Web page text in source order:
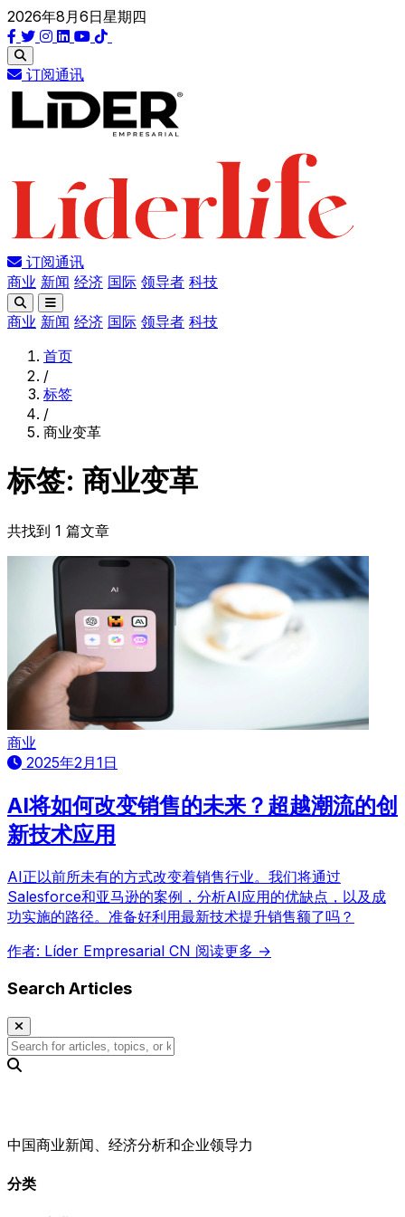
2026年8月6日星期四
订阅通讯
订阅通讯
商业 新闻 经济 国际 领导者 科技
商业 新闻 经济 国际 领导者 科技
首页
/
标签
/
商业变革
标签: 商业变革
共找到 1 篇文章
商业
2025年2月1日
AI将如何改变销售的未来？超越潮流的创
新技术应用
AI正以前所未有的方式改变着销售行业。我们将通过
Salesforce和亚马逊的案例，分析AI应用的优缺点，以及成
功实施的路径。准备好利用最新技术提升销售额了吗？
作者: Líder Empresarial CN 阅读更多 →
Search Articles
中国商业新闻、经济分析和企业领导力
分类